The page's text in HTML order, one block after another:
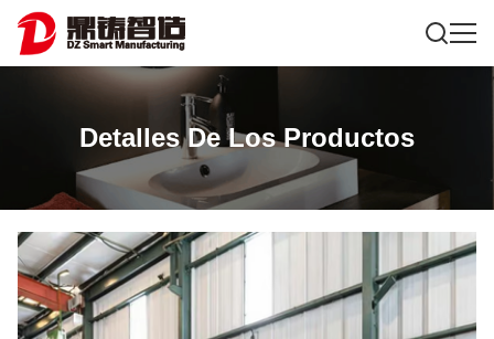
Detalles De Los Productos